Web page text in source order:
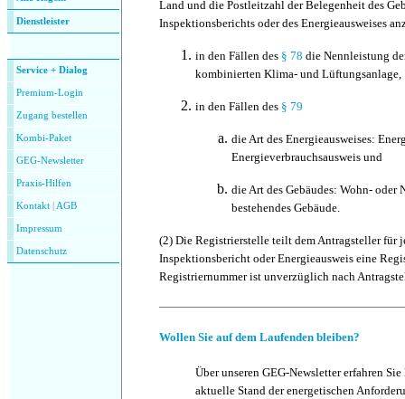
Dienstleister
Service + Dialog
Premium-Login
Zugang bestellen
Kombi-Paket
GEG-Newsletter
Praxis-Hilfen
Kontakt AGB
Impressum
Datenschutz
Land und die Postleitzahl der Belegenheit des
Inspektionsberichts oder des Energieausweises
in den Fällen des § 78 die Nennleistung
kombinierten Klima- und Lüftungsanlage,
in den Fällen des § 79
die Art des Energieausweises:
Energieverbrauchsausweis und
die Art des Gebäudes: Wohn- oder
bestehendes Gebäude.
(2) Die Registrierstelle teilt dem Antragsteller für
Inspektionsbericht oder Energieausweis eine
Registriernummer ist unverzüglich nach
Wollen Sie auf dem Laufenden bleiben?
Über unseren GEG-Newsletter erfahren
aktuelle Stand der energetischen